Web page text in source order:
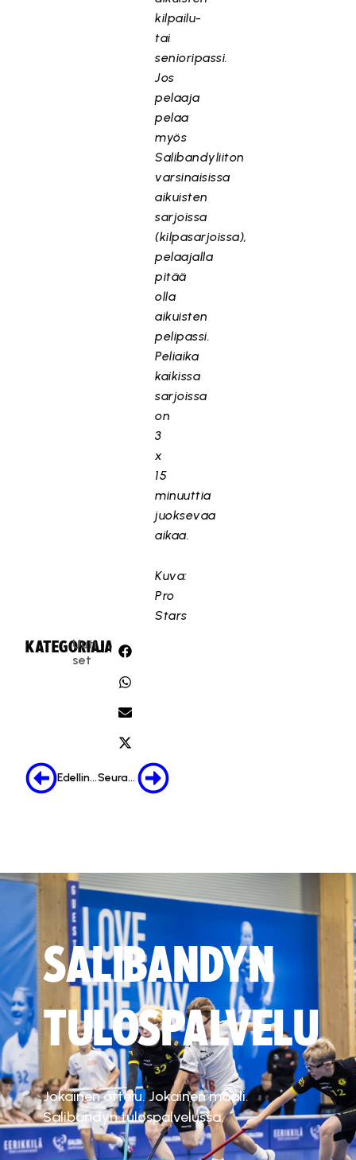
kilpailu-
tai
senioripassi.
Jos
pelaaja
pelaa
myös
Salibandyliiton
varsinaisissa
aikuisten
sarjoissa
(kilpasarjoissa),
pelaajalla
pitää
olla
aikuisten
pelipassi.
Peliaika
kaikissa
sarjoissa
on
3
x
15
minuuttia
juoksevaa
aikaa.
Kuva:
Pro
Stars
KATEGORIA:
Uuti
set
JAA:
Edellinen Seuraava
SALIBANDYN
TULOSPALVELU
Jokainen ottelu. Jokainen maali.
Salibandyn tulospalvelussa.